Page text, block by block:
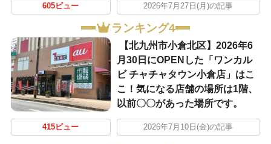
605ビュー 2026年7月27日(月)の記事
ランキング4
【北九州市小倉北区】2026年6
月30日にOPENした「ワンカル
ビ チャチャタウン小倉店」はこ
こ！気になる店舗の場所は1階、
以前〇〇があった場所です。
415ビュー 2026年7月10日(金)の記事